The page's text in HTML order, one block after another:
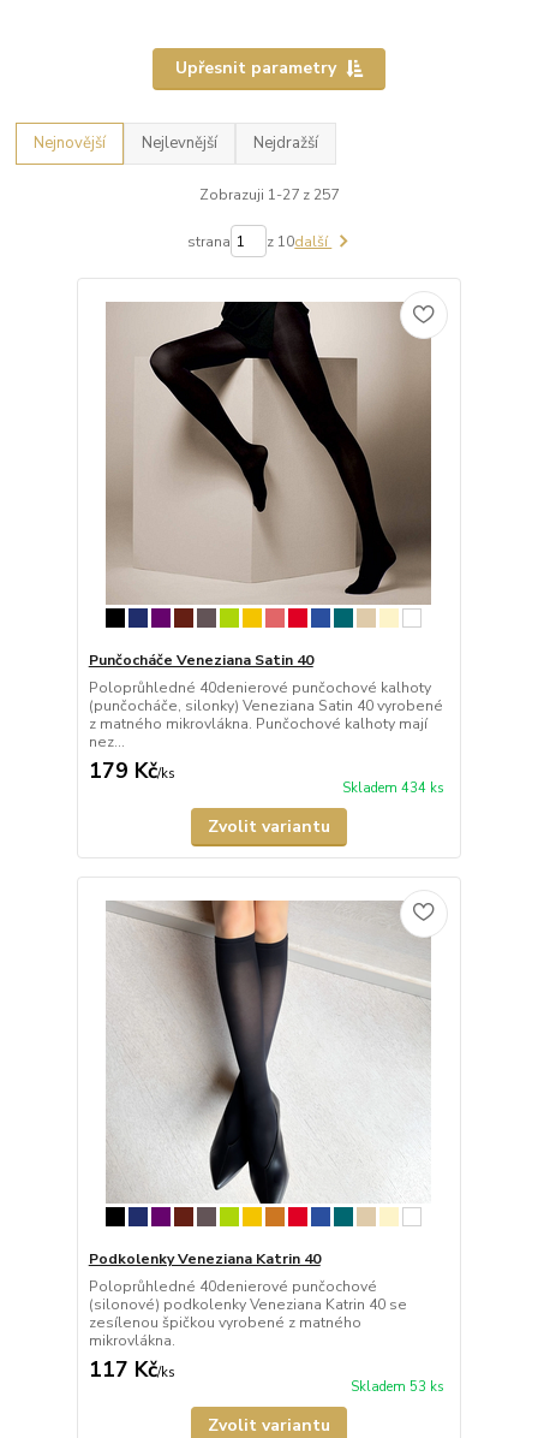
Upřesnit parametry
Nejnovější Nejlevnější Nejdražší
Zobrazuji 1-27 z 257
strana z 10další
Punčocháče Veneziana Satin 40
Poloprůhledné 40denierové punčochové kalhoty
(punčocháče, silonky) Veneziana Satin 40 vyrobené
z matného mikrovlákna. Punčochové kalhoty mají
nez...
179 Kč/ks
Skladem 434 ks
Zvolit variantu
Podkolenky Veneziana Katrin 40
Poloprůhledné 40denierové punčochové
(silonové) podkolenky Veneziana Katrin 40 se
zesílenou špičkou vyrobené z matného
mikrovlákna.
117 Kč/ks
Skladem 53 ks
Zvolit variantu